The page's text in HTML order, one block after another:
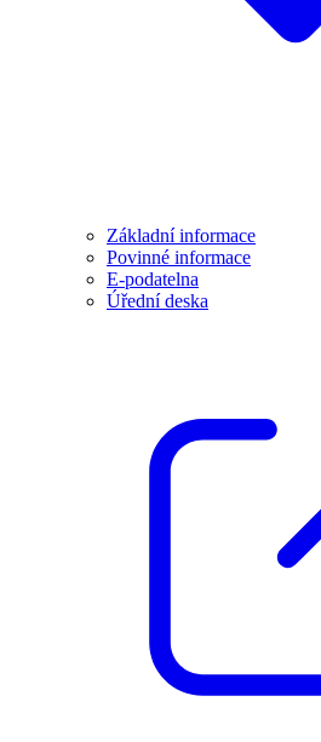
Základní informace
Povinné informace
E-podatelna
Úřední deska